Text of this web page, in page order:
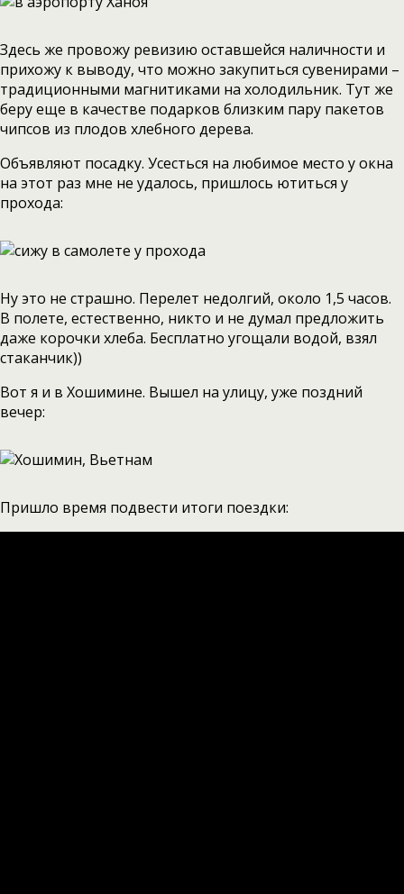
Здесь же провожу ревизию оставшейся наличности и
прихожу к выводу, что можно закупиться сувенирами –
традиционными магнитиками на холодильник. Тут же
беру еще в качестве подарков близким пару пакетов
чипсов из плодов хлебного дерева.
Объявляют посадку. Усесться на любимое место у окна
на этот раз мне не удалось, пришлось ютиться у
прохода:
Ну это не страшно. Перелет недолгий, около 1,5 часов.
В полете, естественно, никто и не думал предложить
даже корочки хлеба. Бесплатно угощали водой, взял
стаканчик))
Вот я и в Хошимине. Вышел на улицу, уже поздний
вечер:
Пришло время подвести итоги поездки: